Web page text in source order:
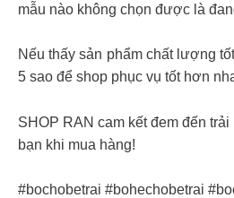
mẫu nào không chọn được là
Nếu thấy sản phẩm chất lượng
5 sao để shop phục vụ tốt hơn
SHOP RAN cam kết đem đến
bạn khi mua hàng!
#bochobetrai #bohechobetrai